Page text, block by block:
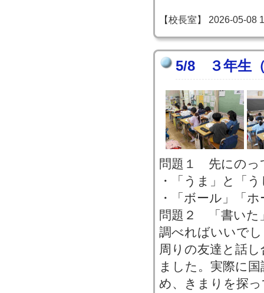
【校長室】 2026-05-08
5/8 ３年生
問題１ 先にのっ
・「うま」と「
・「ボール」「
問題２ 「書いた
調べればいいで
周りの友達と話
ました。実際に
め、きまりを探